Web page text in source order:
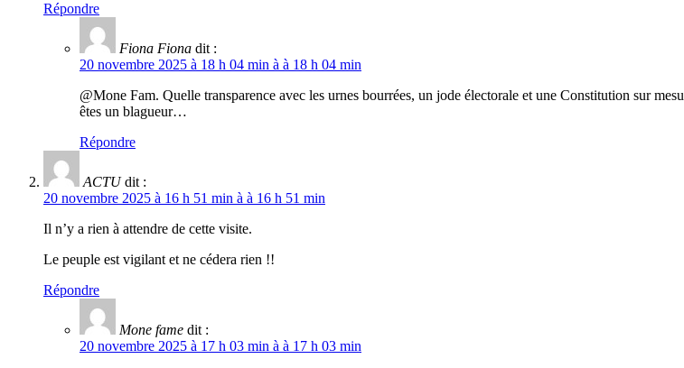
Répondre
Fiona Fiona dit :
20 novembre 2025 à 18 h 04 min à à 18 h 04 min
@Mone Fam. Quelle transparence avec les urnes bourrées, un jode électorale et une Constitution sur
êtes un blagueur…
Répondre
ACTU dit :
20 novembre 2025 à 16 h 51 min à à 16 h 51 min
Il n’y a rien à attendre de cette visite.
Le peuple est vigilant et ne cédera rien !!
Répondre
Mone fame dit :
20 novembre 2025 à 17 h 03 min à à 17 h 03 min